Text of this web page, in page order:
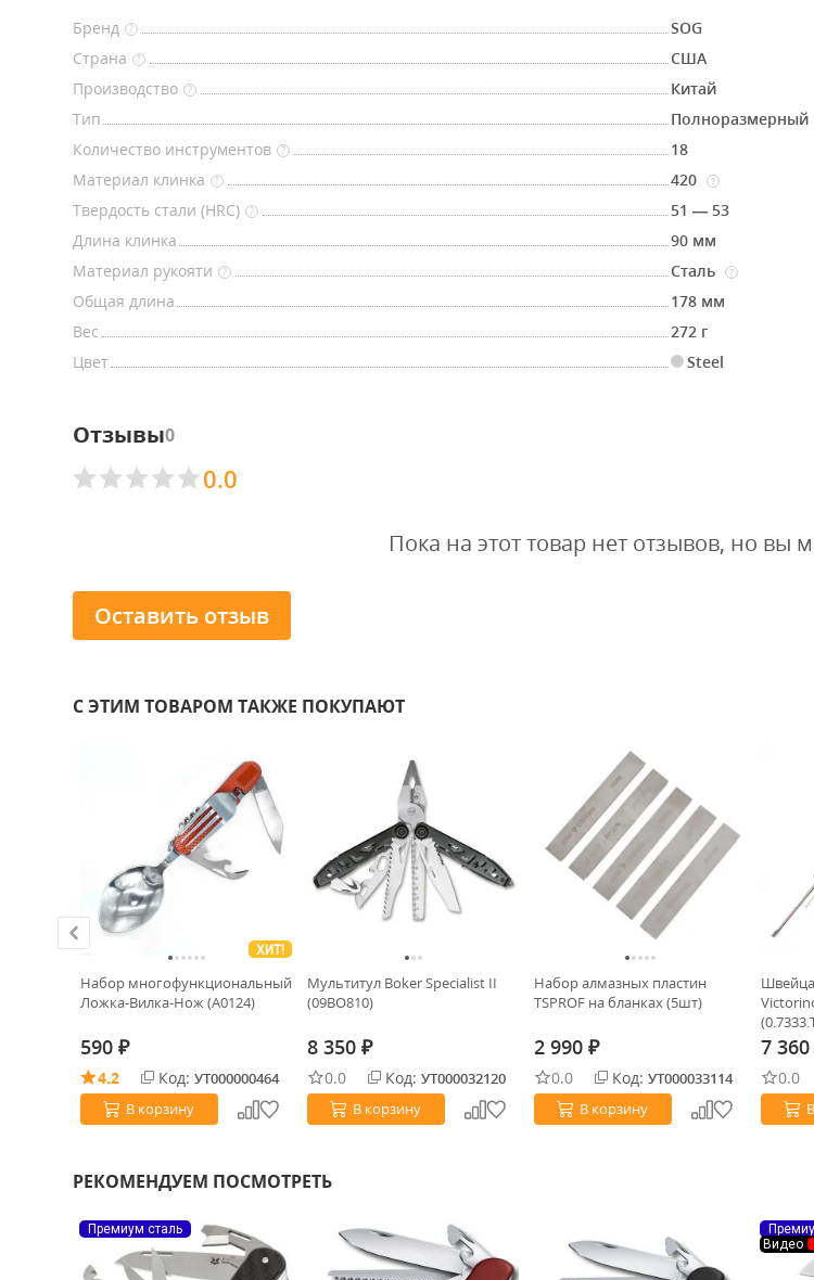
Бренд ?
SOG
Страна
?
США
Производство
?
Китай
Тип
Полноразмерный
Количество инструментов ?
18
Материал клинка
? 420 ?
Твердость стали (HRC) ?
51 — 53
Длина клинка
90 мм
Материал рукояти
? Сталь ?
Общая длина
178 мм
Вес
272 г
Цвет
Steel
Отзывы0
0.0
Пока на этот товар нет отзывов, но вы
Оставить отзыв
С ЭТИМ ТОВАРОМ ТАКЖЕ ПОКУПАЮТ
ХИТ!
Набор многофункциональный
Ложка-Вилка-Нож (А0124)
590 ₽
4.2 Код: УТ000000464
В корзину
Мультитул Boker Specialist II
(09BO810)
8 350 ₽
0.0 Код: УТ000032120
В корзину
Набор алмазных пластин
TSPROF на бланках (5шт)
2 990 ₽
0.0 Код: УТ000033114
В корзину
7 360
0.0
РЕКОМЕНДУЕМ ПОСМОТРЕТЬ
Премиум сталь
Видео